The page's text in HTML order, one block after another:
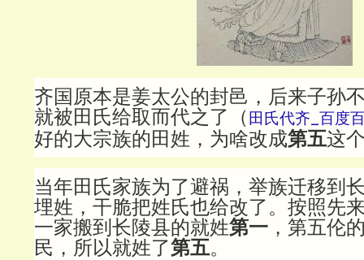
齐国原本是姜太公的封邑，后来子孙
就被田氏给取而代之了（ 田氏代齐_百度
好的大宗族的田姓，为啥改成第五这
当年田氏家族为了避祸，举族迁移到
埋姓，干脆把姓氏也给改了。按照先
一家搬到长陵县的就姓第一 ，第五伦
民，所以就姓了第五。